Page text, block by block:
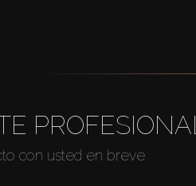
PROFESIONAL
con usted en breve